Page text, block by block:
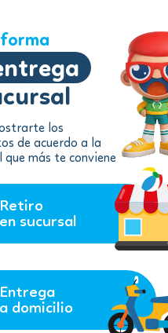
los
de acuerdo a la
que más te conviene
Retiro
en sucursal
Entrega
a domicilio